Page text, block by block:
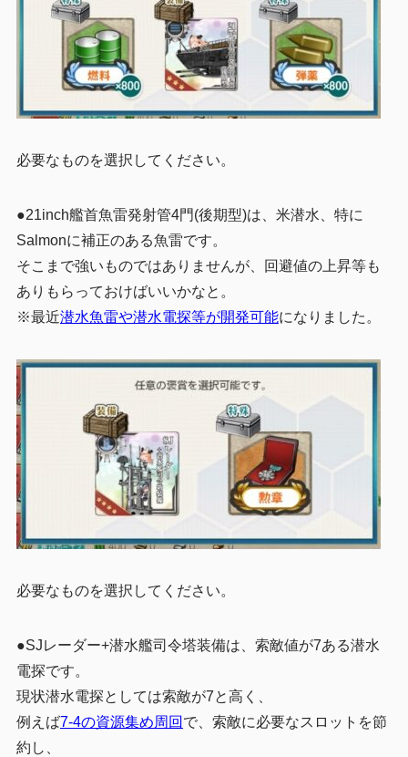
必要なものを選択してください。
●21inch艦首魚雷発射管4門(後期型)は、米潜水、特に
Salmonに補正のある魚雷です。
そこまで強いものではありませんが、回避値の上昇等も
ありもらっておけばいいかなと。
※最近潜水魚雷や潜水電探等が開発可能になりました。
必要なものを選択してください。
●SJレーダー+潜水艦司令塔装備は、索敵値が7ある潜水
電探です。
現状潜水電探としては索敵が7と高く、
例えば7-4の資源集め周回 で、索敵に必要なスロットを節
約し、